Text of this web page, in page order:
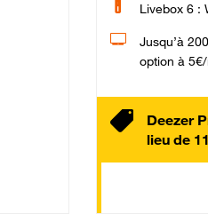
Livebox 6 :
Jusqu’à
option à
Deezer
lieu de